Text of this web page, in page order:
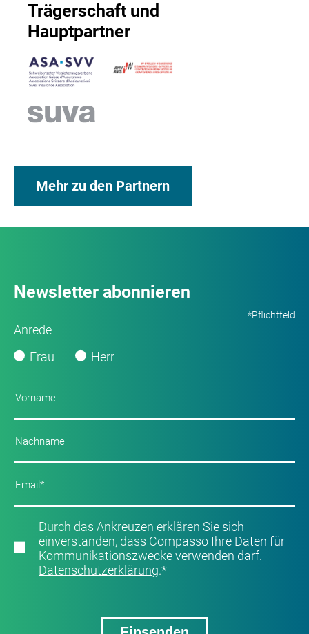
Trägerschaft und
Hauptpartner
Mehr zu den Partnern
Newsletter abonnieren
*Pflichtfeld
Anrede
Frau
Herr
Durch das Ankreuzen erklären Sie sich
einverstanden, dass Compasso Ihre Daten für
Kommunikationszwecke verwenden darf.
Datenschutzerklärung.*